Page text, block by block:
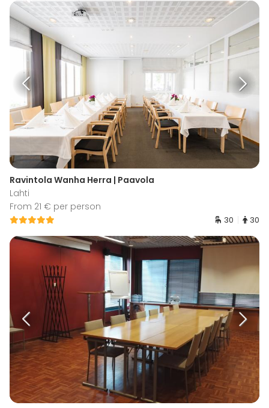
Ravintola Wanha Herra | Paavola
Lahti
From 21 € per person
30 30